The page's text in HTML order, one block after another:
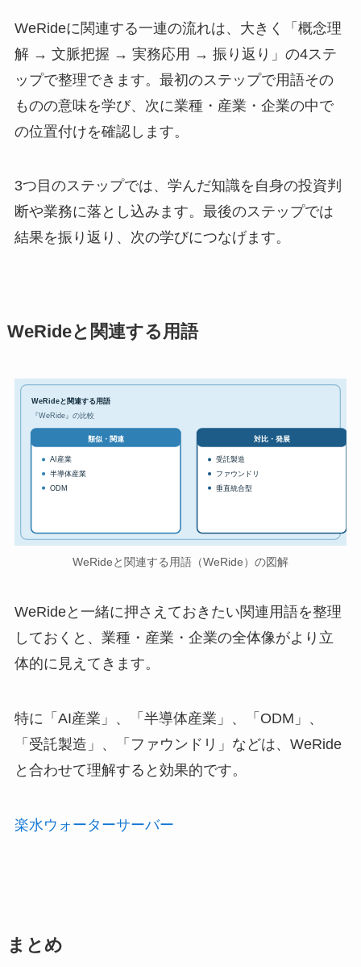
WeRideに関連する一連の流れは、大きく「概念理
解 → 文脈把握 → 実務応用 → 振り返り」の4ステ
ップで整理できます。最初のステップで用語その
ものの意味を学び、次に業種・産業・企業の中で
の位置付けを確認します。
3つ目のステップでは、学んだ知識を自身の投資判
断や業務に落とし込みます。最後のステップでは
結果を振り返り、次の学びにつなげます。
WeRideと関連する用語
WeRideと関連する用語
『WeRide』の比較
類似・関連
AI産業
半導体産業
ODM
対比・発展
受託製造
ファウンドリ
垂直統合型
WeRideと関連する用語（WeRide）の図解
WeRideと一緒に押さえておきたい関連用語を整理
しておくと、業種・産業・企業の全体像がより立
体的に見えてきます。
特に「AI産業」、「半導体産業」、「ODM」、
「受託製造」、「ファウンドリ」などは、WeRide
と合わせて理解すると効果的です。
楽水ウォーターサーバー
まとめ